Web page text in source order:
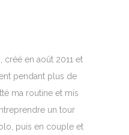
créé en août 2011 et
pendant plus de
ma routine et mis
un tour
puis en couple et